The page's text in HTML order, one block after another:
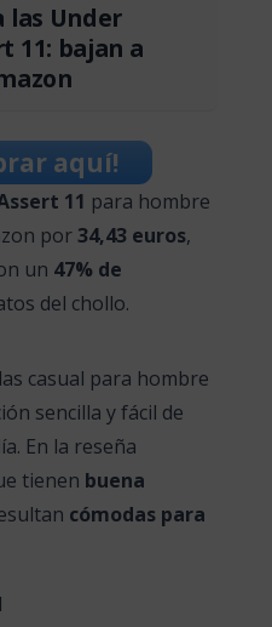
las Under
11: bajan a
aquí!
11 para hombre
por34,43 euros,
un 47% de
del chollo.
casual para hombre
sencilla y fácil de
En la reseña
tienen buena
cómodas para